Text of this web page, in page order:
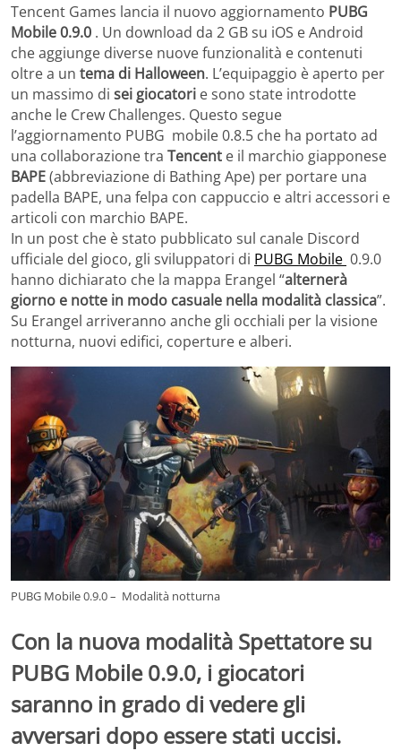
Tencent Games lancia il nuovo aggiornamento PUBG
Mobile 0.9.0 . Un download da 2 GB su iOS e Android
che aggiunge diverse nuove funzionalità e contenuti
oltre a un tema di Halloween. L’equipaggio è aperto per
un massimo di sei giocatori e sono state introdotte
anche le Crew Challenges. Questo segue
l’aggiornamento PUBG mobile 0.8.5 che ha portato ad
una collaborazione tra Tencent e il marchio giapponese
BAPE(abbreviazione di Bathing Ape) per portare una
padella BAPE, una felpa con cappuccio e altri accessori e
articoli con marchio BAPE.
In un post che è stato pubblicato sul canale Discord
ufficiale del gioco, gli sviluppatori di PUBG Mobile 0.9.0
hanno dichiarato che la mappa Erangel “alternerà
giorno e notte in modo casuale nella modalità classica”.
Su Erangel arriveranno anche gli occhiali per la visione
notturna, nuovi edifici, coperture e alberi.
PUBG Mobile 0.9.0 – Modalità notturna
Con la nuova modalità Spettatore su
PUBG Mobile 0.9.0, i giocatori
saranno in grado di vedere gli
avversari dopo essere stati uccisi.